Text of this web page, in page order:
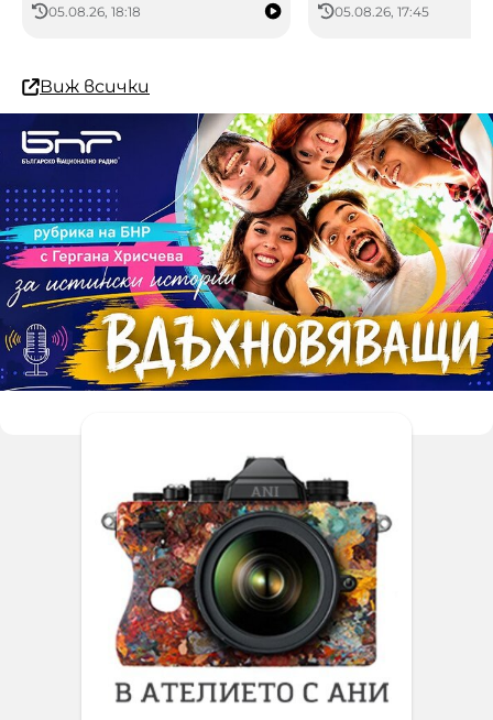
05.08.26, 18:18 05.08.26, 17:45
Виж всички